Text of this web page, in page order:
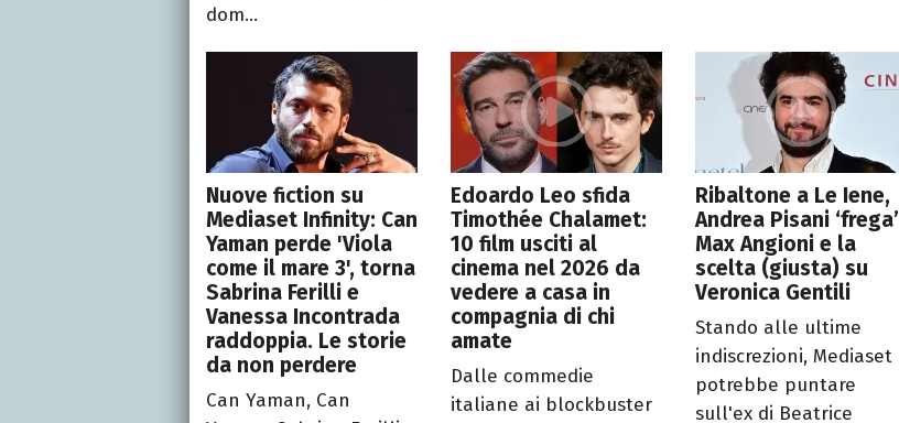
dom...
Nuove fiction su
Mediaset Infinity: Can
Yaman perde 'Viola
come il mare 3', torna
Sabrina Ferilli e
Vanessa Incontrada
raddoppia. Le storie
da non perdere
Can Yaman, Can
Edoardo Leo sfida
Timothée Chalamet:
10 film usciti al
cinema nel 2026 da
vedere a casa in
compagnia di chi
amate
Dalle commedie
italiane ai blockbuster
Ribaltone a Le Iene,
Andrea Pisani ‘frega’
Max Angioni e la
scelta (giusta) su
Veronica Gentili
Stando alle ultime
indiscrezioni, Mediaset
potrebbe puntare
sull'ex di Beatrice